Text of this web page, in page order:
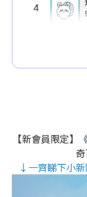
【新會員限定】
↓一齊睇下小